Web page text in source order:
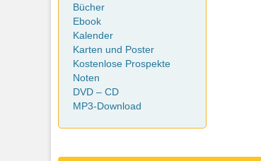
Bücher
Ebook
Kalender
Karten und Poster
Kostenlose Prospekte
Noten
DVD – CD
MP3-Download